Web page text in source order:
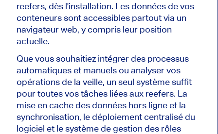
reefers, dès l'installation. Les données de vos
conteneurs sont accessibles partout via un
navigateur web, y compris leur position
actuelle.
Que vous souhaitiez intégrer des processus
automatiques et manuels ou analyser vos
opérations de la veille, un seul système suffit
pour toutes vos tâches liées aux reefers. La
mise en cache des données hors ligne et la
synchronisation, le déploiement centralisé du
logiciel et le système de gestion des rôles